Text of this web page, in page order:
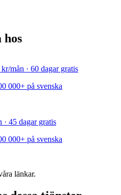
hos
mån · 60 dagar gratis
000+ på svenska
· 45 dagar gratis
000+ på svenska
länkar.